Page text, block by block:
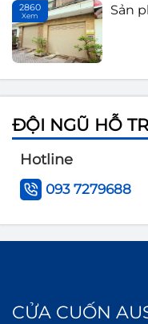
2860
Xem Sản
ĐỘI NGŨ HỖ
Hotline
093 7279688
CỬA CUỐN